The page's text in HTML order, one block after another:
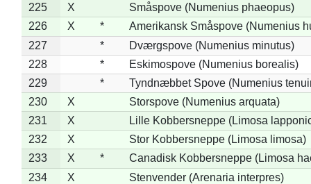
225 X
Småspove (Numenius phaeopus)
226
X *
Amerikansk Småspove (Numenius
227
*
Dværgspove (Numenius minutus)
228
*
Eskimospove (Numenius borealis)
229
*
Tyndnæbbet Spove (Numenius
230
X
Storspove (Numenius arquata)
231
X
Lille Kobbersneppe (Limosa
232
X
Stor Kobbersneppe (Limosa limosa)
233
X *
Canadisk Kobbersneppe (Limosa
234
X
Stenvender (Arenaria interpres)